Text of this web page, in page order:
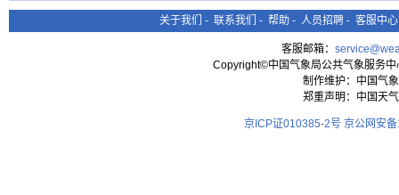
关于我们 - 联系我们 - 帮助 - 人员招聘 - 客服中心
客服邮箱：
Copyright©中国气象局公共气象服务
制作维护：中国气
郑重声明：中国天
京ICP证010385-2号 京公网安